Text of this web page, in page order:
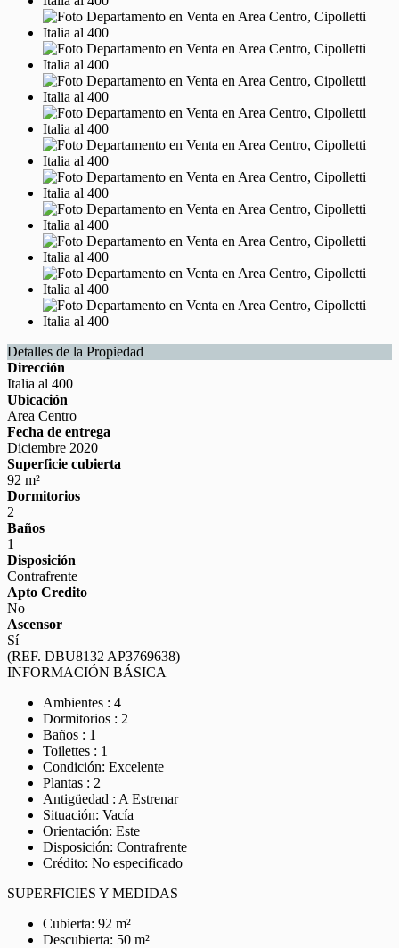
Detalles de la Propiedad
Dirección
Italia al 400
Ubicación
Area Centro
Fecha de entrega
Diciembre 2020
Superficie cubierta
92 m²
Dormitorios
2
Baños
1
Disposición
Contrafrente
Apto Credito
No
Ascensor
Sí
(REF. DBU8132 AP3769638)
INFORMACIÓN BÁSICA
Ambientes : 4
Dormitorios : 2
Baños : 1
Toilettes : 1
Condición: Excelente
Plantas : 2
Antigüedad : A Estrenar
Situación: Vacía
Orientación: Este
Disposición: Contrafrente
Crédito: No especificado
SUPERFICIES Y MEDIDAS
Cubierta: 92 m²
Descubierta: 50 m²